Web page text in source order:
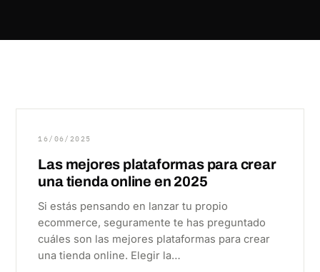
16/06/2025
Las mejores plataformas para crear
una tienda online en 2025
Si estás pensando en lanzar tu propio
ecommerce, seguramente te has preguntado
cuáles son las mejores plataformas para crear
una tienda online. Elegir la…